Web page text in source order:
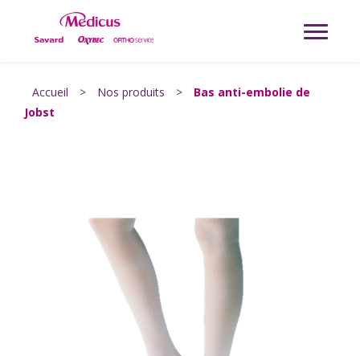
Accueil > Nos produits >
Bas anti-embolie de
Jobst